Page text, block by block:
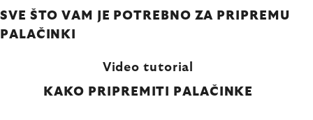
SVE ŠTO VAM JE POTREBNO ZA PRIPREMU
PALAČINKI
Video tutorial
KAKO PRIPREMITI PALAČINKE